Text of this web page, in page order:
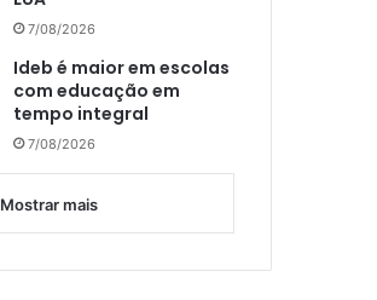
7/08/2026
Ideb é maior em escolas
com educação em
tempo integral
7/08/2026
Mostrar mais